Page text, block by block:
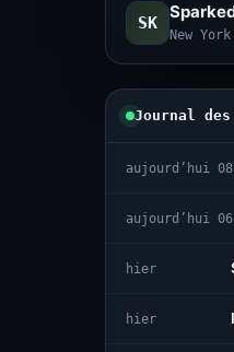
SK
New
Journal
aujourd’hui
aujourd’hui
hier
hier